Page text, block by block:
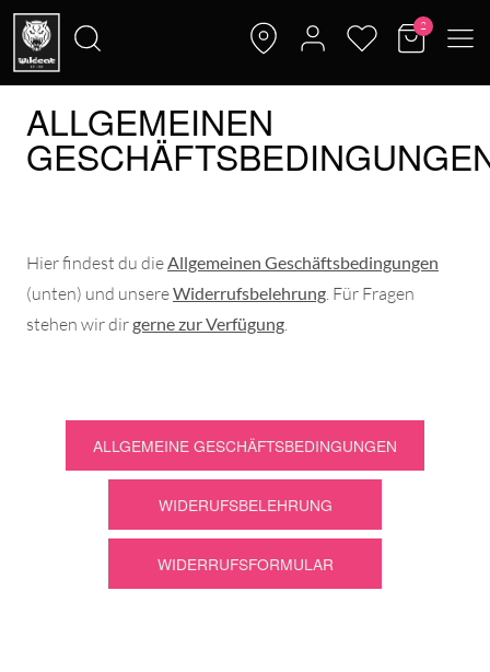
2
ALLGEMEINEN
Hier findest du dieAllgemeinen Geschäftsbedingungen
(unten) und unsereWiderrufsbelehrung. Für Fragen
stehen wir dir gerne zur Verfügung.
ALLGEMEINE GESCHÄFTSBEDINGUNGEN
WIDERUFSBELEHRUNG
WIDERRUFSFORMULAR